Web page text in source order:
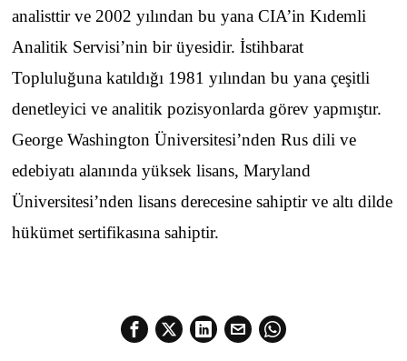
analisttir ve 2002 yılından bu yana CIA’in Kıdemli
Analitik Servisi’nin bir üyesidir. İstihbarat
Topluluğuna katıldığı 1981 yılından bu yana çeşitli
denetleyici ve analitik pozisyonlarda görev yapmıştır.
George Washington Üniversitesi’nden Rus dili ve
edebiyatı alanında yüksek lisans, Maryland
Üniversitesi’nden lisans derecesine sahiptir ve altı dilde
hükümet sertifikasına sahiptir.